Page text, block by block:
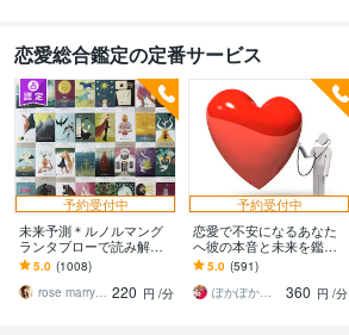
恋愛総合鑑定の定番サービス
予約受付中
未来予測＊ルノルマング
ランタブローで読み解き
ます 36or45枚のカードで
彼の気持ち、現状、未来
を映し出します
5.0 (1008)
rose marry〜ローズマリー 220 円 /分
予約受付中
恋愛で不安になるあなた
へ彼の本音と未来を鑑定
します ◆カード占いと心
理学を用いた鑑定を行い
ます
5.0 (591)
ぽかぽか♡雪
360 円 /分